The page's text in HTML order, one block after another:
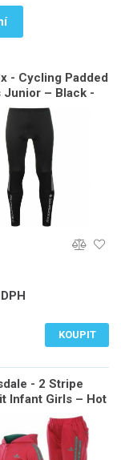
- Cycling Padded
Junior – Black -
13(XLB)
KOUPIT
- 2 Stripe
Infant Girls – Hot
- velikost 3-4Yrs